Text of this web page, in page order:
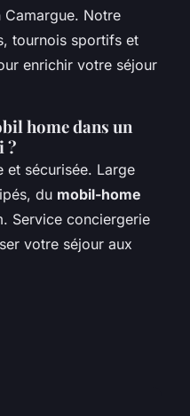
Camargue. Notre
tournois sportifs et
enrichir votre séjour
home dans un
?
et sécurisée. Large
du mobil-home
Service conciergerie
votre séjour aux